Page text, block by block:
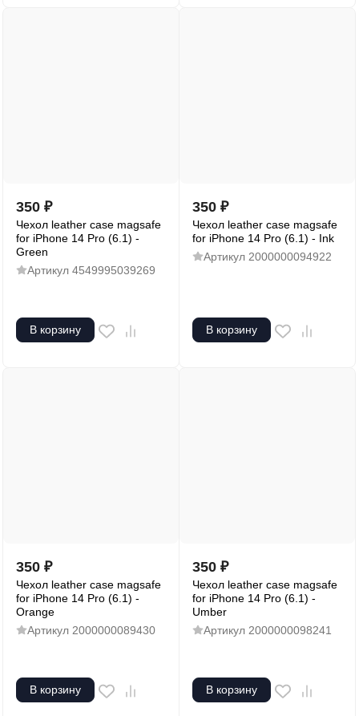
350 ₽
Чехол leather case magsafe
for iPhone 14 Pro (6.1) -
Green
Артикул 4549995039269
В корзину
350 ₽
Чехол leather case magsafe
for iPhone 14 Pro (6.1) - Ink
Артикул 2000000094922
В корзину
350 ₽
Чехол leather case magsafe
for iPhone 14 Pro (6.1) -
Orange
Артикул 2000000089430
В корзину
350 ₽
Чехол leather case magsafe
for iPhone 14 Pro (6.1) -
Umber
Артикул 2000000098241
В корзину